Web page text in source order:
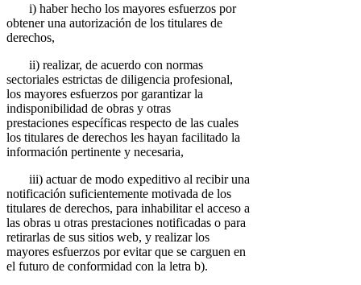
i) haber hecho los mayores esfuerzos por
obtener una autorización de los titulares de
derechos,
ii) realizar, de acuerdo con normas
sectoriales estrictas de diligencia profesional,
los mayores esfuerzos por garantizar la
indisponibilidad de obras y otras
prestaciones específicas respecto de las cuales
los titulares de derechos les hayan facilitado la
información pertinente y necesaria,
iii) actuar de modo expeditivo al recibir una
notificación suficientemente motivada de los
titulares de derechos, para inhabilitar el acceso a
las obras u otras prestaciones notificadas o para
retirarlas de sus sitios web, y realizar los
mayores esfuerzos por evitar que se carguen en
el futuro de conformidad con la letra b).